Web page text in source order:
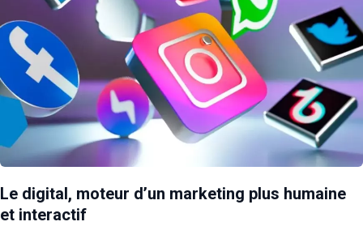
Le digital, moteur d’un marketing plus humaine
et interactif